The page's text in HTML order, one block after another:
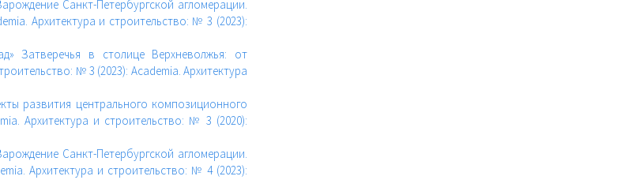
Санкт-Петербургской агломерации.
Архитектура и строительство: № 3 (2023):
Затверечья в столице Верхневолжья: от
№ 3 (2023): Academia. Архитектура
развития центрального композиционного
Архитектура и строительство: № 3 (2020):
Санкт-Петербургской агломерации.
Архитектура и строительство: № 4 (2023):